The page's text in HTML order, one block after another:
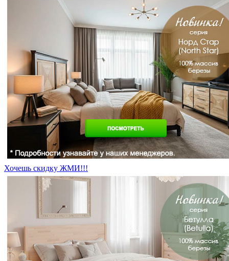
Хочешь скидку ЖМИ!!!